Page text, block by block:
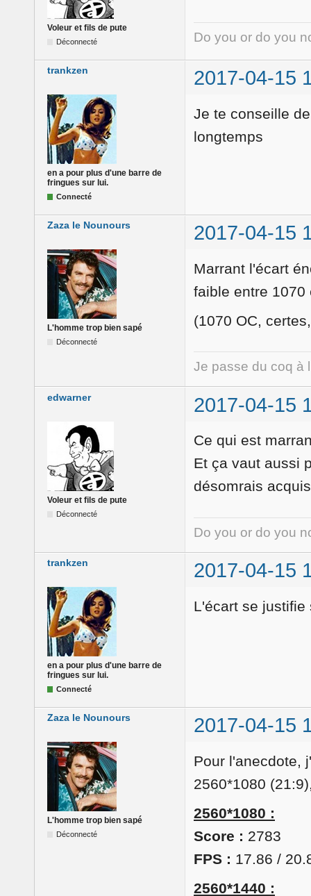
Voleur et fils de pute
Déconnecté Do you or do you
trankzen 2017-04-15
en a pour plus d'une barre de
fringues sur lui.
Connecté
Je te conseille
longtemps
Zaza le Nounours 2017-04-15
L'homme trop bien sapé
Déconnecté
Marrant l'écart
faible entre 1070
(1070 OC,
Je passe du coq à
edwarner 2017-04-15
Voleur et fils de pute
Déconnecté
Ce qui est
Et ça vaut aussi
désomrais
Do you or do you
trankzen 2017-04-15
en a pour plus d'une barre de
fringues sur lui.
Connecté
L'écart se justifie
Zaza le Nounours 2017-04-15
L'homme trop bien sapé
Déconnecté
Pour l'anecdote,
2560*1080
2560*1080 :
Score : 2783
FPS : 17.86 /
2560*1440 :